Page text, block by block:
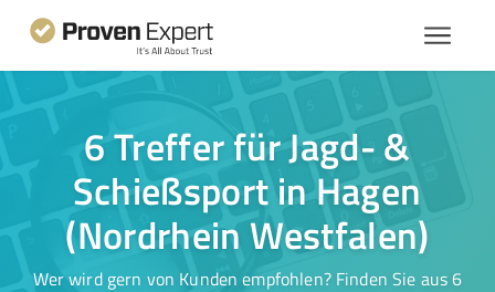
6 Treffer für Jagd- &
Schießsport in Hagen
(Nordrhein Westfalen)
Wer wird gern von Kunden empfohlen? Finden Sie aus 6